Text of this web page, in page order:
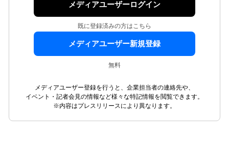
メディアユーザーログイン
既に登録済みの方はこちら
メディアユーザー新規登録
無料
メディアユーザー登録を行うと、企業担当者の連絡先や、
イベント・記者会見の情報など様々な特記情報を閲覧できます。
※内容はプレスリリースにより異なります。